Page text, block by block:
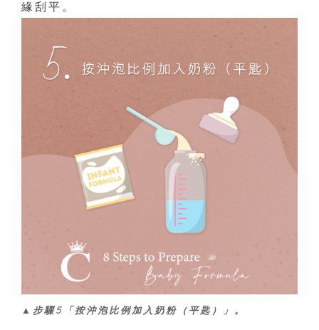
緣刮平。
▲步驟5「按沖泡比例加入奶粉（平匙）」。